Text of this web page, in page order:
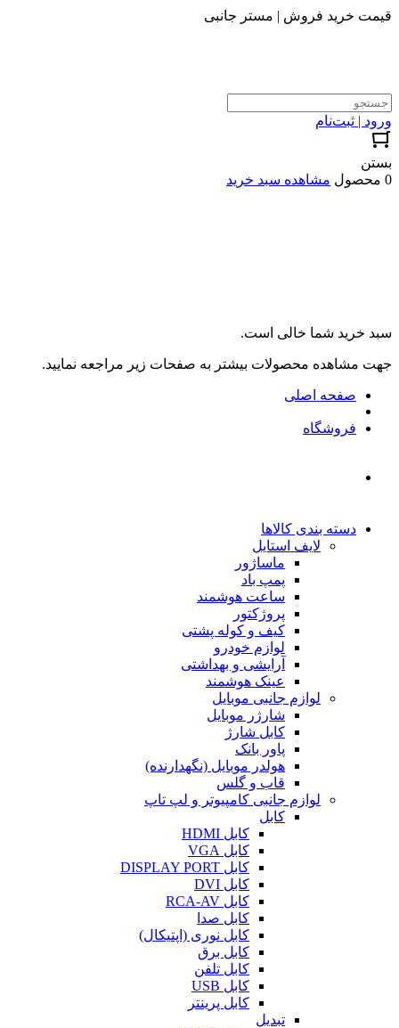
قیمت خرید فروش | مستر جانبی
ورود | ثبت‌نام
بستن
0 محصول
مشاهده سبد خرید
سبد خرید شما خالی است.
جهت مشاهده محصولات بیشتر به صفحات زیر مراجعه نمایید.
صفحه اصلی
فروشگاه
دسته بندی کالاها
لایف استایل
ماساژور
پمپ باد
ساعت هوشمند
پروژکتور
کیف و کوله پشتی
لوازم خودرو
آرایشی و بهداشتی
عینک هوشمند
لوازم جانبی موبایل
شارژر موبایل
کابل شارژ
پاور بانک
هولدر موبایل (نگهدارنده)
قاب و گلس
لوازم جانبی کامپیوتر و لپ تاپ
کابل
کابل HDMI
کابل VGA
کابل DISPLAY PORT
کابل DVI
کابل RCA-AV
کابل صدا
کابل نوری (اپتیکال)
کابل برق
کابل تلفن
کابل USB
کابل پرینتر
تبدیل